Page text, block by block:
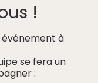
!
événement à
se fera un
: